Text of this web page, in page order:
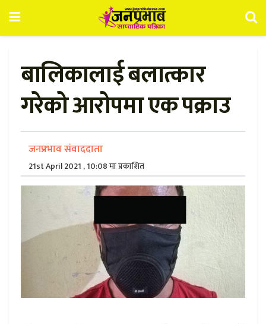
बालिकालाई बलात्कार
गरेको आरोपमा एक पक्राउ
जनप्रभाव संवाददाता
21st April 2021 , 10:08 मा प्रकाशित